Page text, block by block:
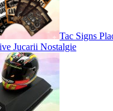
Tac Signs
Jucarii Nostalgie